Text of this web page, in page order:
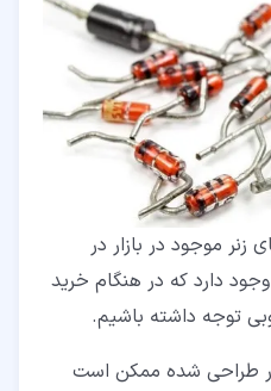
زنر موجود در بازار در
دارد که در هنگام خرید
توجه داشته باشیم.
طراحی شده ممکن است